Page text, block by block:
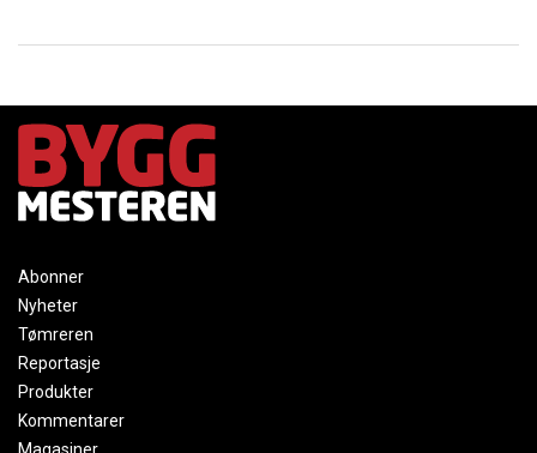
Abonner
Nyheter
Tømreren
Reportasje
Produkter
Kommentarer